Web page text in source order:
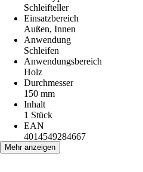
Schleifteller
Einsatzbereich
Außen, Innen
Anwendung
Schleifen
Anwendungsbereich
Holz
Durchmesser
150 mm
Inhalt
1 Stück
EAN
4014549284667
Mehr anzeigen